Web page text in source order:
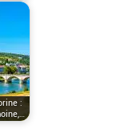
: